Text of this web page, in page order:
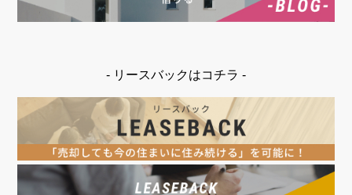
- リースバックはコチラ -